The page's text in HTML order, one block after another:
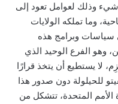
وذلك لعوامل تعود إلى
وما تملكه الولايات
سياسات وبرامج هذه
وهو الفرع الوحيد الذي
لا يستطيع أن يتخذ قرارًا
للحيلولة دون صدور هذا
الأمم المتحدة، تتشكل من